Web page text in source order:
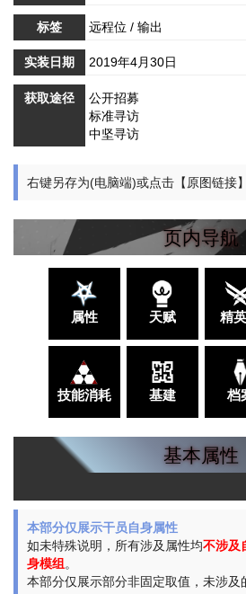
标签 远程位 / 输出
实装日期 2019年4月30日
获取途径
公开招募
标准寻访
中坚寻访
右键另存为(电脑端)或点击【原图链接
页内导航
属性 天赋 精
技能消耗 基建 档
基本属性
本部分仅展示干员自身属性
如未特殊说明，所有涉及属性均不涉及
身模组 。
本部分仅展示部分非固定取值，未涉及